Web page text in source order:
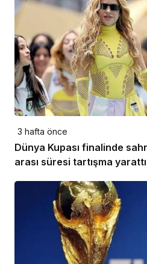
3 hafta önce
Dünya Kupası finalinde
arası süresi tartışma yarattı